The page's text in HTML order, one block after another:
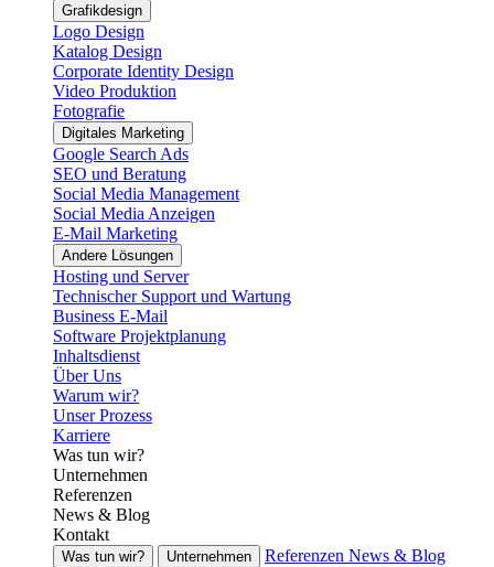
Grafikdesign
Logo Design
Katalog Design
Corporate Identity Design
Video Produktion
Fotografie
Digitales Marketing
Google Search Ads
SEO und Beratung
Social Media Management
Social Media Anzeigen
E-Mail Marketing
Andere Lösungen
Hosting und Server
Technischer Support und Wartung
Business E-Mail
Software Projektplanung
Inhaltsdienst
Über Uns
Warum wir?
Unser Prozess
Karriere
Was tun wir?
Unternehmen
Referenzen
News & Blog
Kontakt
Was tun wir? Unternehmen Referenzen News & Blog